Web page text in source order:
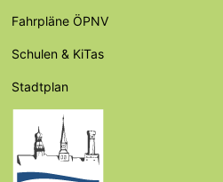
Fahrpläne ÖPNV
Schulen & KiTas
Stadtplan